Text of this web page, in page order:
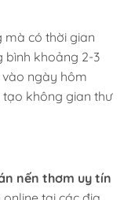
mà có thời gian
bình khoảng 2-3
ngày hôm
tạo không gian thư
nến thơm uy tín